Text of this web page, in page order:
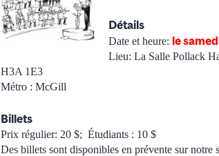
Détails
Date et heure: le
Lieu: La Salle Pollack
H3A 1E3
Métro : McGill
Billets
Prix régulier: 20 $; Étudiants : 10 $
Des billets sont disponibles en prévente sur notre